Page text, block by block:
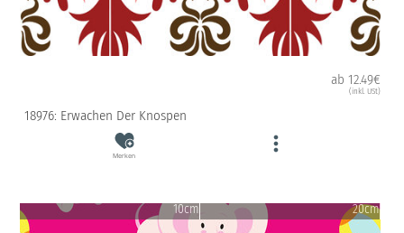
ab 12.49€
(inkl. USt)
18976: Erwachen Der Knospen
Merken
10cm 20cm